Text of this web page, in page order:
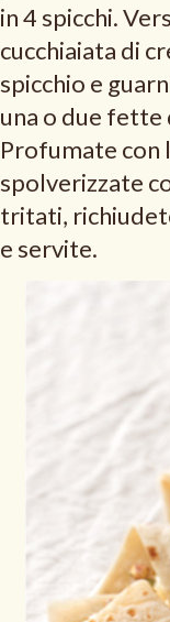
in 4 spicchi.
cucchiaiata di
spicchio e
una o due fette
Profumate con
spolverizzate
tritati,
e servite.